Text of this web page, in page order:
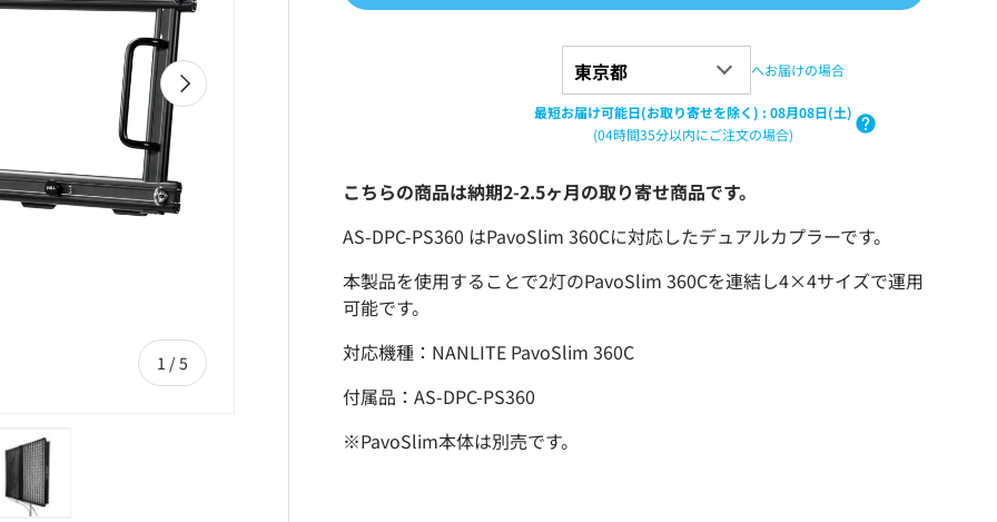
1 /の
5
次 へお届けの場合
最短お届け可能日(お取り寄せを除く) : 08月08日(土)
(04時間35分以内にご注文の場合)
こちらの商品は納期2-2.5ヶ月の取り寄せ商品です。
AS-DPC-PS360 はPavoSlim 360Cに対応したデュアルカプラーです。
本製品を使用することで2灯のPavoSlim 360Cを連結し4×4サイズで運用
可能です。
対応機種：NANLITE PavoSlim 360C
付属品：AS-DPC-PS360
※PavoSlim本体は別売です。